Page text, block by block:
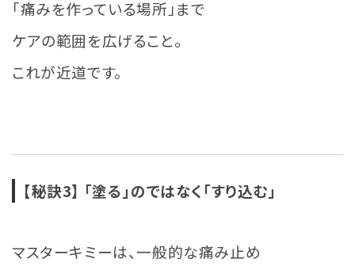
「痛みを作っている場所」まで
ケアの範囲を広げること。
これが近道です。
【秘訣3】 「塗る」のではなく「すり込む」
マスターキミーは、一般的な痛み止め